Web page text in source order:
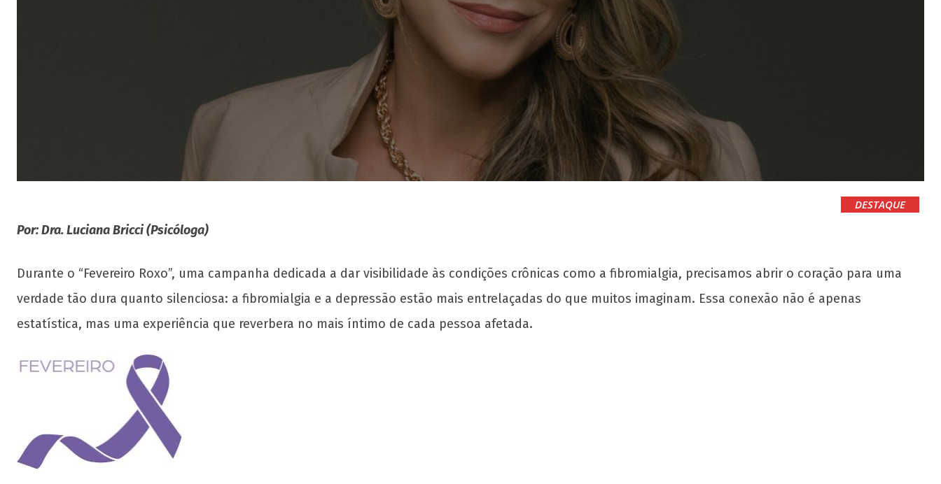
DESTAQUE
Por: Dra. Luciana Bricci (Psicóloga)
Durante o “Fevereiro Roxo”, uma campanha dedicada a dar visibilidade às condições crônicas como a fibromialgia, precisamos abrir o coração para uma
verdade tão dura quanto silenciosa: a fibromialgia e a depressão estão mais entrelaçadas do que muitos imaginam. Essa conexão não é apenas
estatística, mas uma experiência que reverbera no mais íntimo de cada pessoa afetada.